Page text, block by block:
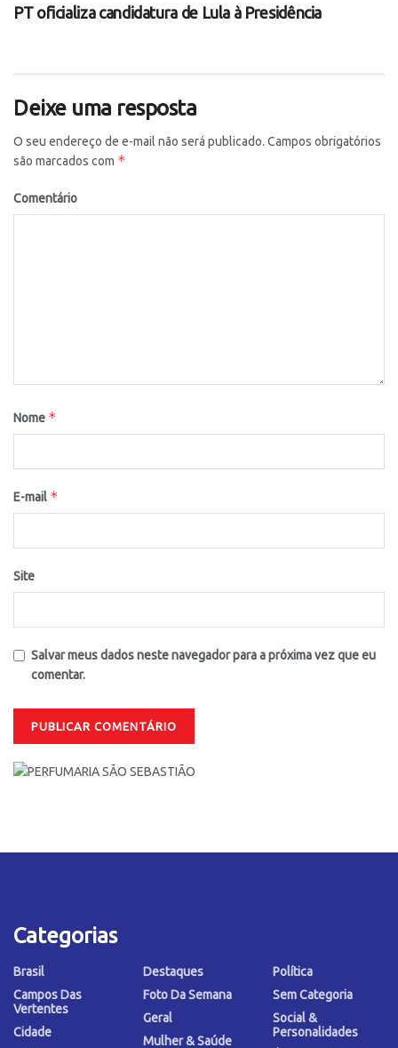
PT oficializa candidatura de Lula à Presidência
Deixe uma resposta
O seu endereço de e-mail não será publicado. Campos obrigatórios
são marcados com *
Comentário
Nome *
E-mail *
Site
Salvar meus dados neste navegador para a próxima vez que eu
comentar.
Categorias
Brasil
Campos Das
Vertentes
Cidade
Destaques
Foto Da Semana
Geral
Mulher & Saúde
Política
Sem Categoria
Social &
Personalidades